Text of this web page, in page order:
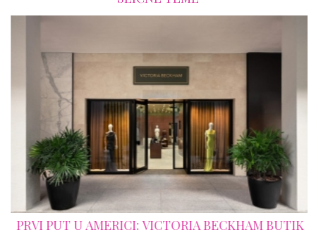
PRVI PUT U AMERICI: VICTORIA BECKHAM BUTIK